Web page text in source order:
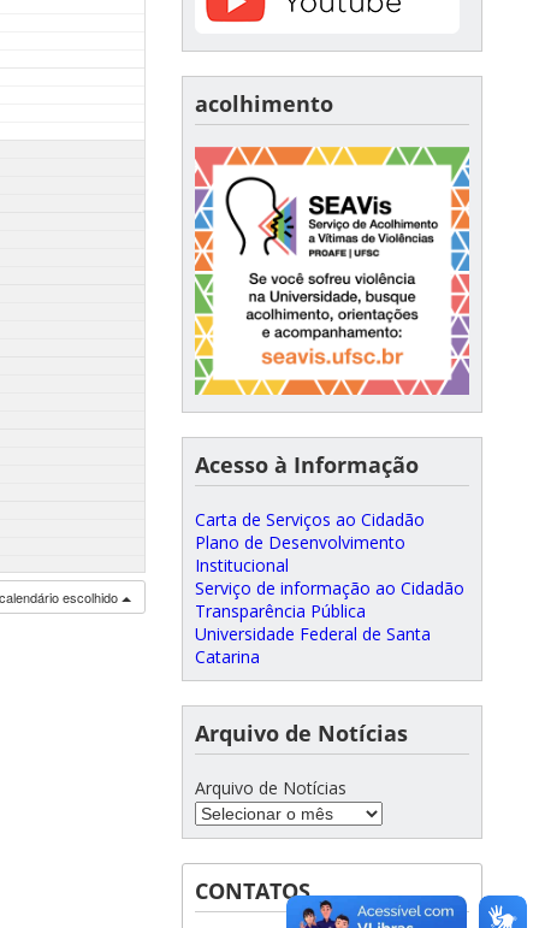
escolhido
acolhimento
Acesso à Informação
Carta de Serviços ao Cidadão
Plano de Desenvolvimento
Institucional
Serviço de informação ao Cidadão
Transparência Pública
Universidade Federal de Santa
Catarina
Arquivo de Notícias
Arquivo de Notícias
CONTATOS